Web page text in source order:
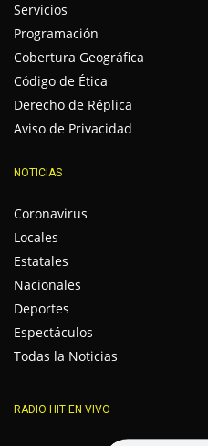
Servicios
Programación
Cobertura Geográfica
Código de Ética
Derecho de Réplica
Aviso de Privacidad
NOTICIAS
Coronavirus
Locales
Estatales
Nacionales
Deportes
Espectáculos
Todas la Noticias
RADIO HIT EN VIVO